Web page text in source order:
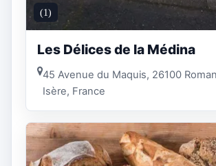
(1)
Les Délices de la Médina
45 Avenue du Maquis, 26100
Isère, France